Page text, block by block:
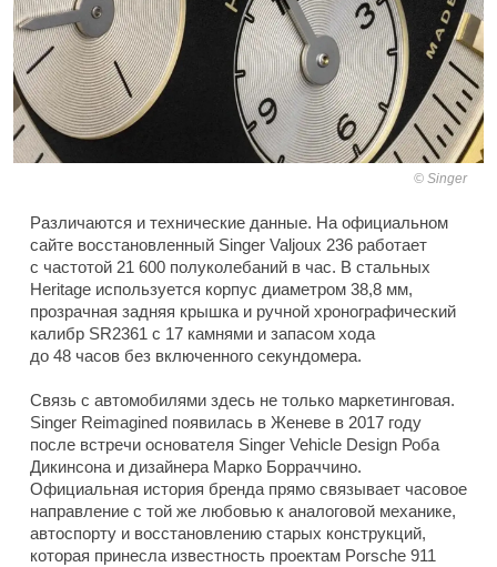
Singer
Различаются и технические данные. На официальном
сайте восстановленный Singer Valjoux 236 работает
с частотой 21 600 полуколебаний в час. В стальных
Heritage используется корпус диаметром 38,8 мм,
прозрачная задняя крышка и ручной хронографический
калибр SR2361 с 17 камнями и запасом хода
до 48 часов без включенного секундомера.
Связь с автомобилями здесь не только маркетинговая.
Singer Reimagined появилась в Женеве в 2017 году
после встречи основателя Singer Vehicle Design Роба
Дикинсона и дизайнера Марко Борраччино.
Официальная история бренда прямо связывает часовое
направление с той же любовью к аналоговой механике,
автоспорту и восстановлению старых конструкций,
которая принесла известность проектам Porsche 911